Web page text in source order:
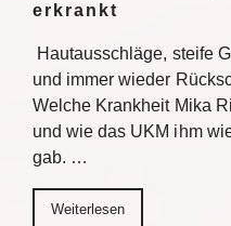
erkrankt
Hautausschläge, steife
und immer wieder
Welche Krankheit Mika
und wie das UKM ihm
gab. …
Weiterlesen